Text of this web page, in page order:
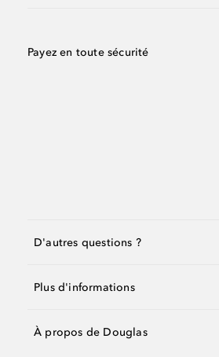
Payez en toute sécurité
D'autres questions ?
Plus d'informations
À propos de Douglas